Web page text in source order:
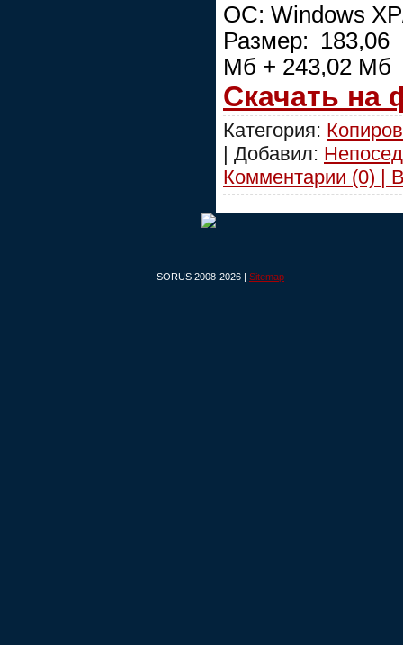
ОС: Windows
Размер:
Мб + 243,02 Мб
Скачать на
Категория:
| Добавил:
Комментарии (0) |
SORUS 2008-2026 | Sitemap